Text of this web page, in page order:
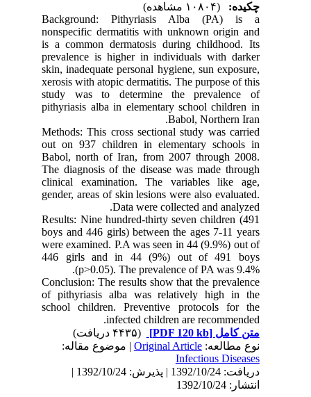
چکیده:
Background: Pithyriasis Alba (PA) is a
nonspecific dermatitis with unknown origin and
is a common dermatosis during childhood. Its
prevalence is higher in individuals with darker
skin, inadequate personal hygiene, sun exposure,
xerosis with atopic dermatitis. The purpose of this
study was to determine the prevalence of
pithyriasis alba in elementary school children in
Babol, Northern Iran.
Methods: This cross sectional study was carried
out on 937 children in elementary schools in
Babol, north of Iran, from 2007 through 2008.
The diagnosis of the disease was made through
clinical examination. The variables like age,
gender, areas of skin lesions were also evaluated.
Data were collected and analyzed.
Results: Nine hundred-thirty seven children (491
boys and 446 girls) between the ages 7-11 years
were examined. P.A was seen in 44 (9.9%) out of
446 girls and in 44 (9%) out of 491 boys
(p>0.05). The prevalence of PA was 9.4%.
Conclusion: The results show that the prevalence
of pithyriasis alba was relatively high in the
school children. Preventive protocols for the
infected children are recommended.
متن کامل[PDF 120 kb]
نوع مطالعه:Original Article| موضوع مقاله:
Infectious Diseases
دریافت: 1392/10/24 | پذیرش: 1392/10/24 |
انتشار: 1392/10/24